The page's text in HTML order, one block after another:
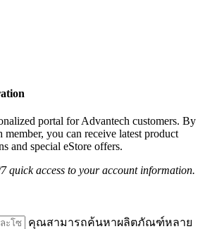
portal for Advantech customers. By
you can receive latest product
and special eStore offers.
quick access to your account information.
คุณสามารถค้นหาผลิตภัณฑ์หลาย